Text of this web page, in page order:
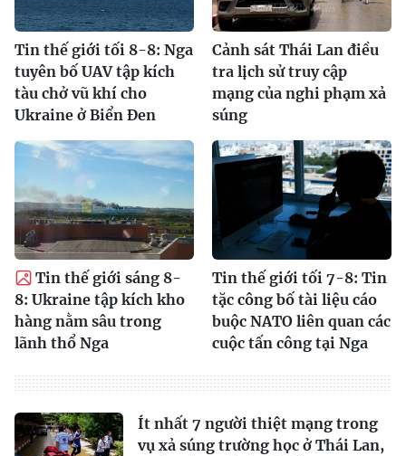
Tin thế giới tối 8-8: Nga
tuyên bố UAV tập kích
tàu chở vũ khí cho
Ukraine ở Biển Đen
Cảnh sát Thái Lan điều
tra lịch sử truy cập
mạng của nghi phạm xả
súng
Tin thế giới sáng 8-
8: Ukraine tập kích kho
hàng nằm sâu trong
lãnh thổ Nga
Tin thế giới tối 7-8: Tin
tặc công bố tài liệu cáo
buộc NATO liên quan các
cuộc tấn công tại Nga
Ít nhất 7 người thiệt mạng trong
vụ xả súng trường học ở Thái Lan,